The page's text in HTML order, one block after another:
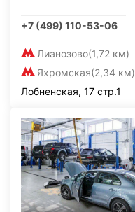
+7 (499) 110-53-06
Лианозово(1,72 км)
Яхромская(2,34 км)
Лобненская, 17 стр.1